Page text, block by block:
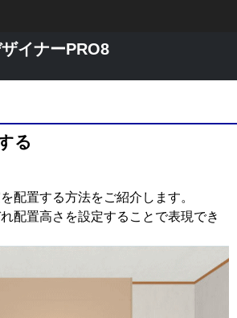
イナーPRO8
る
配置する方法をご紹介します。
配置高さを設定することで表現でき